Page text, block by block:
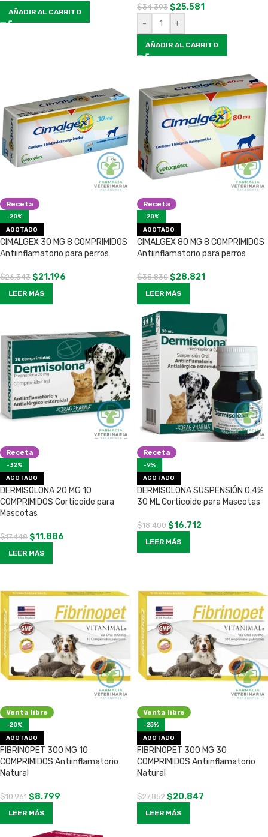
AÑADIR AL CARRITO
$34.393 $25.581
- +
AÑADIR AL CARRITO
Receta
-20%
AGOTADO
CIMALGEX 30 MG 8 COMPRIMIDOS
Antiinflamatorio para perros
$26.343 $21.196
LEER MÁS
Receta
-20%
AGOTADO
CIMALGEX 80 MG 8 COMPRIMIDOS
Antiinflamatorio para perros
$35.830 $28.821
LEER MÁS
Receta
-32%
AGOTADO
DERMISOLONA 20 MG 10
COMPRIMIDOS Corticoide para
Mascotas
$17.448 $11.886
LEER MÁS
Receta
-9%
AGOTADO
DERMISOLONA SUSPENSIÓN 0.4%
30 ML Corticoide para Mascotas
$18.400 $16.712
LEER MÁS
Venta libre
-20%
AGOTADO
FIBRINOPET 300 MG 10
COMPRIMIDOS Antiinflamatorio
Natural
$10.961 $8.799
LEER MÁS
Venta libre
-25%
AGOTADO
FIBRINOPET 300 MG 30
COMPRIMIDOS Antiinflamatorio
Natural
$27.852 $20.847
LEER MÁS